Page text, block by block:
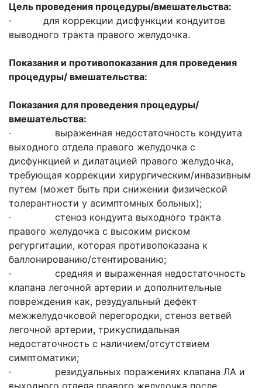
Цель проведения процедуры/вмешательства:
· для коррекции дисфункции кондуитов
выводного тракта правого желудочка.
Показания и противопоказания для проведения
процедуры/ вмешательства:
Показания для проведения процедуры/
вмешательства:
· выраженная недостаточность кондуита
выходного отдела правого желудочка с
дисфункцией и дилатацией правого желудочка,
требующая коррекции хирургическим/инвазивным
путем (может быть при снижении физической
толерантности у асимптомных больных);
· стеноз кондуита выходного тракта
правого желудочка с высоким риском
регургитации, которая противопоказана к
баллонированию/стентированию;
· средняя и выраженная недостаточность
клапана легочной артерии и дополнительные
повреждения как, резудуальный дефект
межжелудочковой перегородки, стеноз ветвей
легочной артерии, трикуспидальная
недостаточность с наличием/отсутствием
симптоматики;
· резидуальных поражениях клапана ЛА и
выходного отдела правого желудочка после